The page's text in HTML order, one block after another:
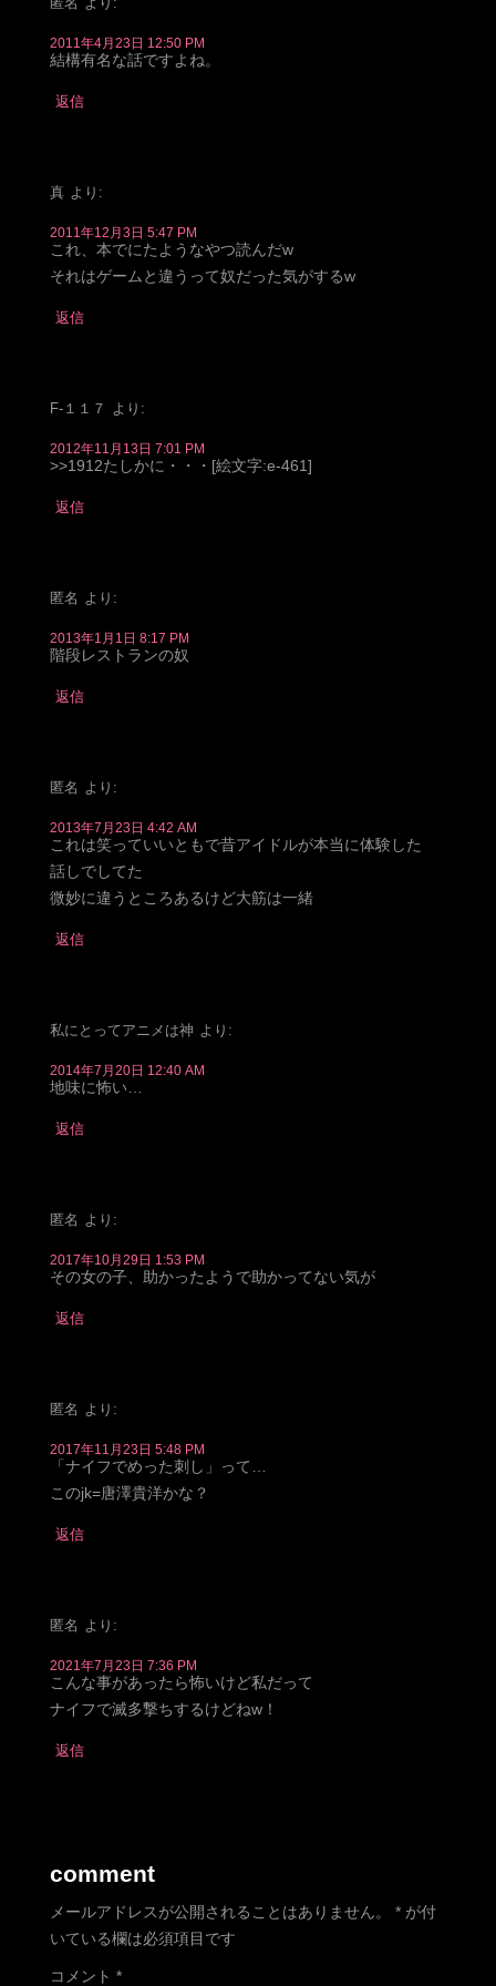
2011年4月23日 12:50 PM
結構有名な話ですよね。
返信
真 より:
2011年12月3日 5:47 PM
これ、本でにたようなやつ読んだw
それはゲームと違うって奴だった気がするw
返信
F-１１７ より:
2012年11月13日 7:01 PM
>>1912たしかに・・・[絵文字:e-461]
返信
匿名 より:
2013年1月1日 8:17 PM
階段レストランの奴
返信
匿名 より:
2013年7月23日 4:42 AM
これは笑っていいともで昔アイドルが本当に体験した
話しでしてた
微妙に違うところあるけど大筋は一緒
返信
私にとってアニメは神 より:
2014年7月20日 12:40 AM
地味に怖い…
返信
匿名 より:
2017年10月29日 1:53 PM
その女の子、助かったようで助かってない気が
返信
匿名 より:
2017年11月23日 5:48 PM
「ナイフでめった刺し」って…
このjk=唐澤貴洋かな？
返信
匿名 より:
2021年7月23日 7:36 PM
こんな事があったら怖いけど私だって
ナイフで滅多撃ちするけどねw！
返信
comment
メールアドレスが公開されることはありません。 * が付
いている欄は必須項目です
コメント *